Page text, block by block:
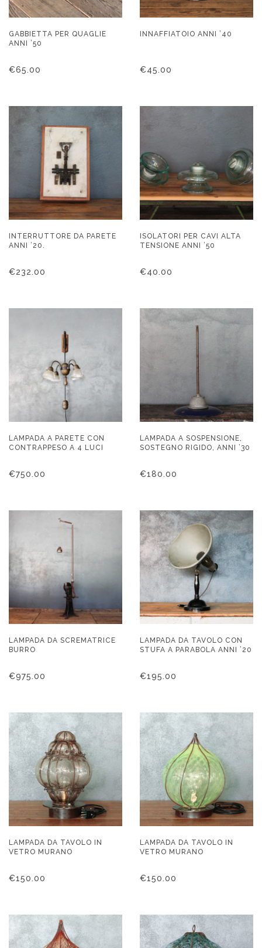
GABBIETTA PER QUAGLIE
ANNI ’50
€65.00
INNAFFIATOIO ANNI ’40
€45.00
INTERRUTTORE DA PARETE
ANNI ’20.
€232.00
ISOLATORI PER CAVI ALTA
TENSIONE ANNI ’50
€40.00
LAMPADA A PARETE CON
CONTRAPPESO A 4 LUCI
€750.00
LAMPADA A SOSPENSIONE,
SOSTEGNO RIGIDO, ANNI ’30
€180.00
LAMPADA DA SCREMATRICE
BURRO
€975.00
LAMPADA DA TAVOLO CON
STUFA A PARABOLA ANNI ’20
€195.00
LAMPADA DA TAVOLO IN
VETRO MURANO
€150.00
LAMPADA DA TAVOLO IN
VETRO MURANO
€150.00